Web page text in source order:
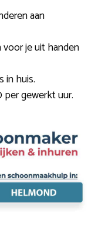
aan
je uit handen
in huis.
per gewerkt uur.